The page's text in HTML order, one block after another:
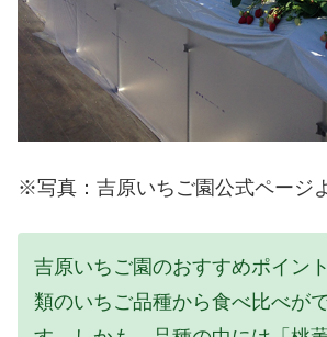
※写真：吉原いちご園公式ページ
吉原いちご園のおすすめポイン
類のいちご品種から食べ比べが